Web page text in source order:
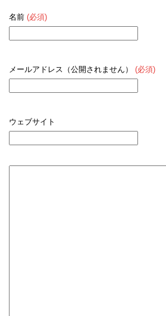
名前 (必須)
メールアドレス（公開されません） (必須)
ウェブサイト